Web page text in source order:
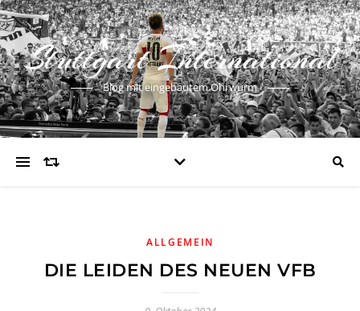
Stuttgart International
Blog mit eingebautem Ohrwurm
ALLGEMEIN
DIE LEIDEN DES NEUEN VFB